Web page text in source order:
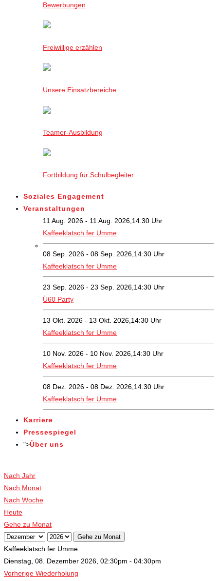
Bewerbungen
Freiwillige erzählen
Unsere Einsatzbereiche
Teamer-Ausbildung
Fortbildung für Schulbegleiter
Soziales Engagement
Veranstaltungen
11 Aug. 2026 - 11 Aug. 2026,14:30 Uhr
Kaffeeklatsch fer Umme
08 Sep. 2026 - 08 Sep. 2026,14:30 Uhr
Kaffeeklatsch fer Umme
23 Sep. 2026 - 23 Sep. 2026,14:30 Uhr
Ü60 Party
13 Okt. 2026 - 13 Okt. 2026,14:30 Uhr
Kaffeeklatsch fer Umme
10 Nov. 2026 - 10 Nov. 2026,14:30 Uhr
Kaffeeklatsch fer Umme
08 Dez. 2026 - 08 Dez. 2026,14:30 Uhr
Kaffeeklatsch fer Umme
Karriere
Pressespiegel
">Über uns
Nach Jahr
Nach Monat
Nach Woche
Heute
Gehe zu Monat
Gehe zu Monat
Kaffeeklatsch fer Umme
Dienstag, 08. Dezember 2026, 02:30pm - 04:30pm
Vorherige Wiederholung